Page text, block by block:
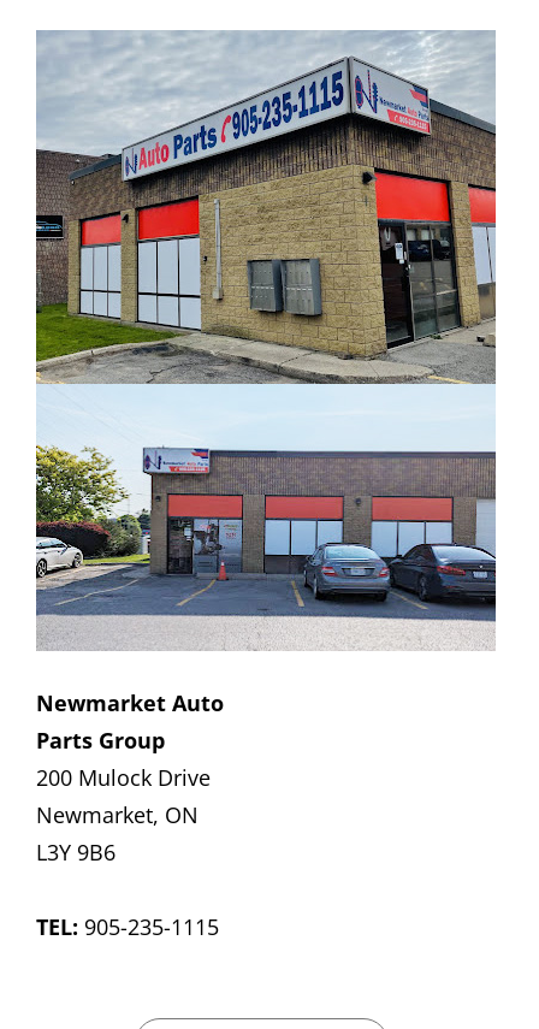
Newmarket Auto
Parts Group
200 Mulock Drive
Newmarket, ON
L3Y 9B6
TEL: 905-235-1115